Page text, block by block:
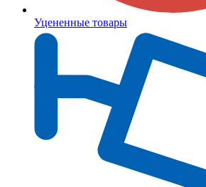
Уцененные товары